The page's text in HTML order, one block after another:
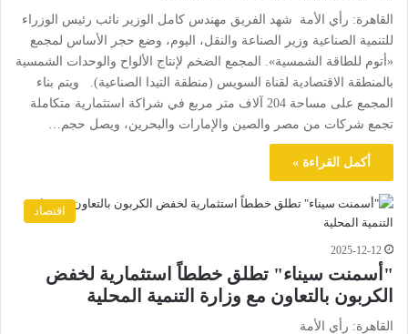
القاهرة: رأي الأمة شهد الفريق مهندس كامل الوزير نائب رئيس الوزراء
للتنمية الصناعية وزير الصناعة والنقل، اليوم، وضع حجر الأساس لمجمع
«أتوم للطاقة الشمسية». المجمع الضخم لإنتاج الألواح والوحدات الشمسية
بالمنطقة الاقتصادية لقناة السويس (منطقة التيدا الصناعية). ويتم بناء
المجمع على مساحة 204 آلاف متر مربع في شراكة استثمارية متكاملة
تجمع شركات من مصر والصين والإمارات والبحرين، ويصل حجم…
أكمل القراءة »
اقتصاد
2025-12-12
"أسمنت سيناء" تطلق خططاً استثمارية لخفض
الكربون بالتعاون مع وزارة التنمية المحلية
القاهرة: رأي الأمة